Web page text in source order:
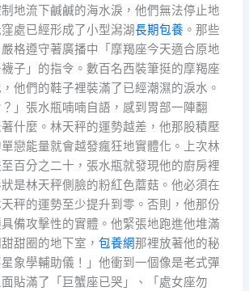
地流下鹹鹹的海水淚，他們無法停止地
處已經形成了小型潟湖長期包養 。那些
格遵守著廣播中「摩羯座今天適合原地
子」的指令。數百名西裝筆挺的摩羯座
他們的鞋子裡裝滿了已經潮濕的淚水。
？」張水瓶喃喃自語，感到胃部一陣翻
什麼。林天秤的運勢越差，他那股積壓
戀能量就會越發瘋狂地實體化。上次林
百分之二十，張水瓶就發現他的廚房裡
是林天秤側臉的粉紅色蘑菇。他必須在
秤的運勢至少提升到零。否則，他那份
備攻擊性的實體。他緊張地跑進他堆滿
甜圈的地下室，包養網那裡放著他的秘
象學輔助儀！」他衝到一個像是老式彈
貼滿了「巨蟹座已哭」、「處女座勿